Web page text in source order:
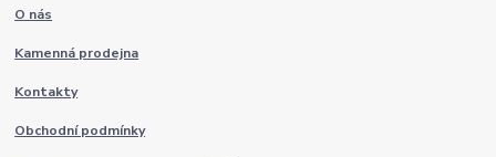
O nás
Kamenná prodejna
Kontakty
Obchodní podmínky